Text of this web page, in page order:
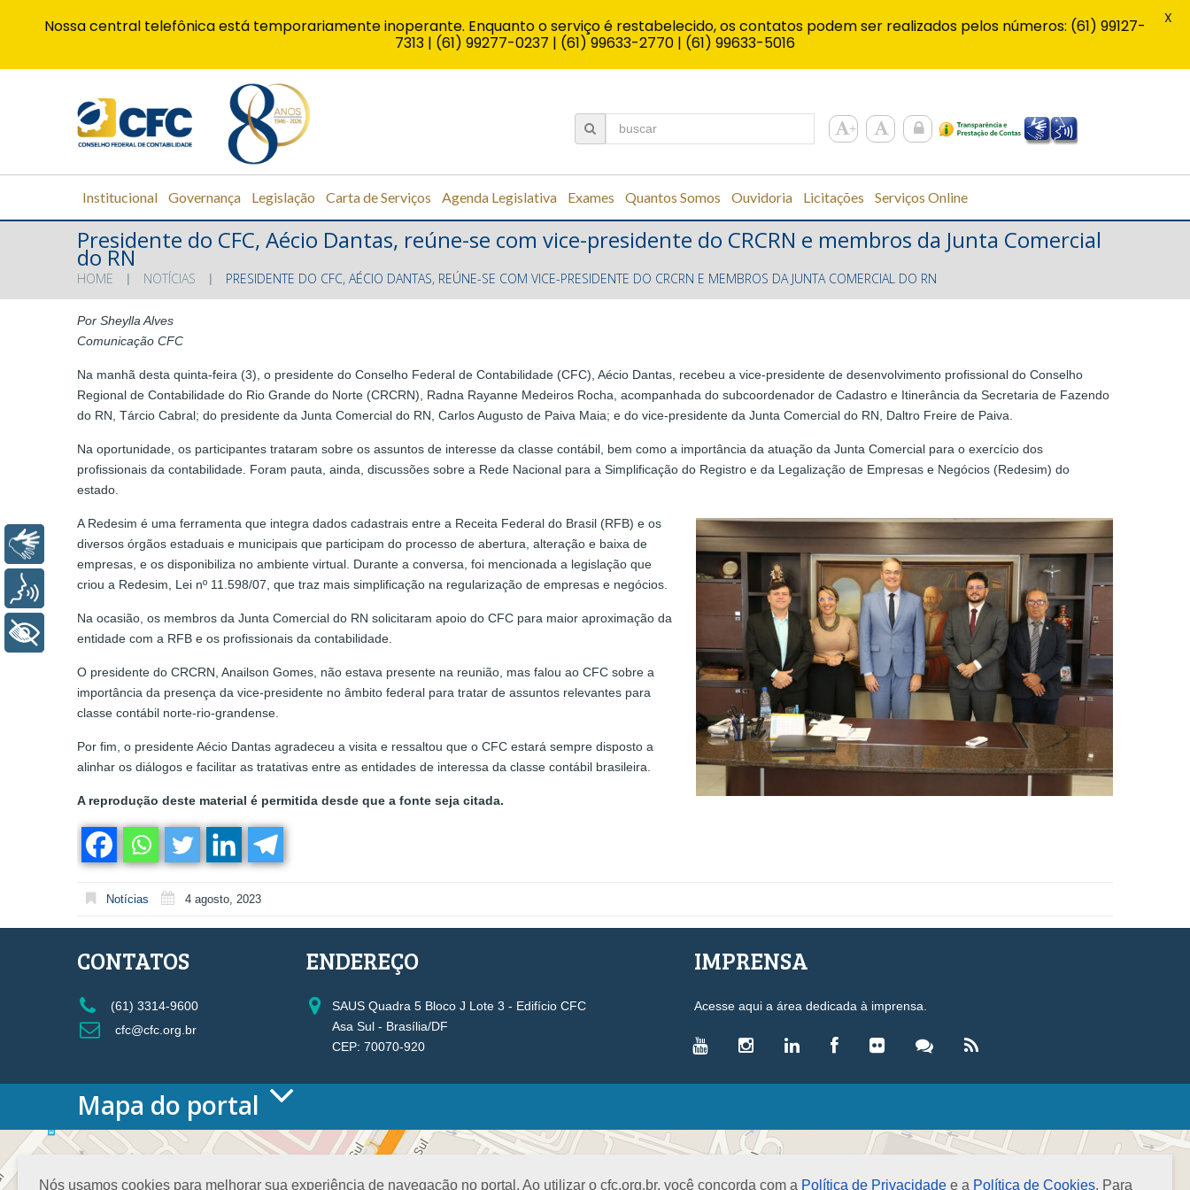
Institucional Governança Legislação Carta de Serviços Agenda Legislativa Exames Quantos Somos Ouvidoria Licitações Serviços Online
Presidente do CFC, Aécio Dantas, reúne-se com vice-presidente do CRCRN e membros da Junta Comercial
do RN
HOME NOTÍCIAS PRESIDENTE DO CFC, AÉCIO DANTAS, REÚNE-SE COM VICE-PRESIDENTE DO CRCRN E MEMBROS DA JUNTA COMERCIAL DO RN
Por Sheylla Alves
Comunicação CFC
Na manhã desta quinta-feira (3), o presidente do Conselho Federal de Contabilidade (CFC), Aécio Dantas, recebeu a vice-presidente de desenvolvimento profissional do Conselho
Regional de Contabilidade do Rio Grande do Norte (CRCRN), Radna Rayanne Medeiros Rocha, acompanhada do subcoordenador de Cadastro e Itinerância da Secretaria de Fazendo
do RN, Tárcio Cabral; do presidente da Junta Comercial do RN, Carlos Augusto de Paiva Maia; e do vice-presidente da Junta Comercial do RN, Daltro Freire de Paiva.
Na oportunidade, os participantes trataram sobre os assuntos de interesse da classe contábil, bem como a importância da atuação da Junta Comercial para o exercício dos
profissionais da contabilidade. Foram pauta, ainda, discussões sobre a Rede Nacional para a Simplificação do Registro e da Legalização de Empresas e Negócios (Redesim) do
estado.
A Redesim é uma ferramenta que integra dados cadastrais entre a Receita Federal do Brasil (RFB) e os
diversos órgãos estaduais e municipais que participam do processo de abertura, alteração e baixa de
empresas, e os disponibiliza no ambiente virtual. Durante a conversa, foi mencionada a legislação que
criou a Redesim, Lei nº 11.598/07, que traz mais simplificação na regularização de empresas e negócios.
Na ocasião, os membros da Junta Comercial do RN solicitaram apoio do CFC para maior aproximação da
entidade com a RFB e os profissionais da contabilidade.
O presidente do CRCRN, Anailson Gomes, não estava presente na reunião, mas falou ao CFC sobre a
importância da presença da vice-presidente no âmbito federal para tratar de assuntos relevantes para
classe contábil norte-rio-grandense.
Por fim, o presidente Aécio Dantas agradeceu a visita e ressaltou que o CFC estará sempre disposto a
alinhar os diálogos e facilitar as tratativas entre as entidades de interessa da classe contábil brasileira.
A reprodução deste material é permitida desde que a fonte seja citada.
Notícias 4 agosto, 2023
Nós usamos cookies para melhorar sua experiência de navegação no portal. Ao utilizar o cfc.org.br, você concorda com a Política de Privacidade e a Política de Cookies. Para
CONTATOS
(61) 3314-9600
cfc@cfc.org.br
ENDEREÇO
SAUS Quadra 5 Bloco J Lote 3 - Edifício CFC
Asa Sul - Brasília/DF
CEP: 70070-920
IMPRENSA
Acesse aqui a área dedicada à imprensa.
Mapa do portal
HOME
O CONSELHO
Conselho Diretor
VICE-PRESIDÊNCIAS
Administrativa
Controle Interno
LEGISLAÇÃO
Leis
Decretos-Lei
Nossa central telefônica está temporariamente inoperante. Enquanto o serviço é restabelecido, os contatos podem ser realizados pelos números: (61) 99127-
7313 | (61) 99277-0237 | (61) 99633-2770 | (61) 99633-5016
X
Libras
Voz
+ Acessibilidade